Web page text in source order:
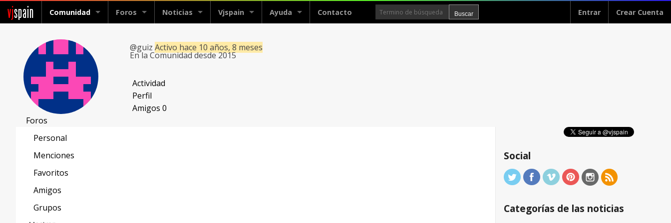
vjspain Comunidad Foros Noticias Vjspain Ayuda Contacto Entrar Crear Cuenta
@guiz Activo hace 10 años, 8 meses
En la Comunidad desde 2015
Actividad
Perfil
Amigos0
Foros
Personal
Menciones
Favoritos
Amigos
Grupos
Social
Categorías de las noticias